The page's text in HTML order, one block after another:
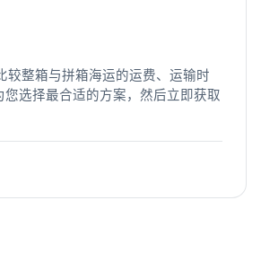
较整箱与拼箱海运的运费、运输时
您选择最合适的方案，然后立即获取